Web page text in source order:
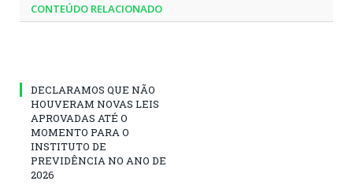
CONTEÚDO RELACIONADO
DECLARAMOS QUE NÃO
HOUVERAM NOVAS LEIS
APROVADAS ATÉ O
MOMENTO PARA O
INSTITUTO DE
PREVIDÊNCIA NO ANO DE
2026